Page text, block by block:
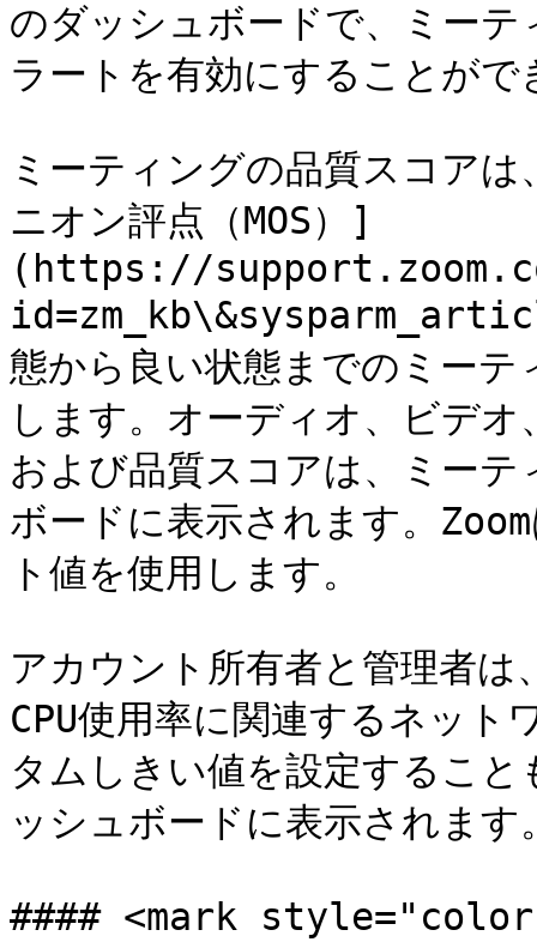
のダッシュボードで、ミー
ラートを有効にすることがで
ミーティングの品質スコア
ニオン評点（MOS）]
(https://
態から良い状態までのミー
します。オーディオ、ビデ
および品質スコアは、ミー
ボードに表示されます。
ト値を使用します。
アカウント所有者と管理者
CPU使用率に関連するネッ
タムしきい値を設定するこ
ッシュボードに表示されます
#### <mark style="color: